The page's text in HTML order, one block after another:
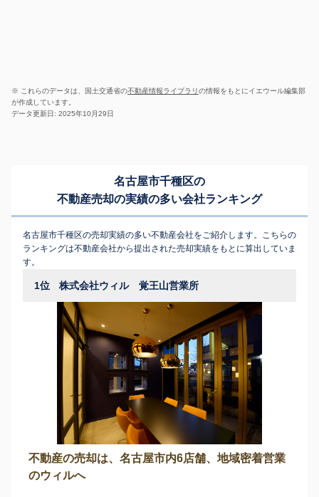
※ これらのデータは、国土交通省の不動産情報ライブラリの情報をもとにイエウール編集部
が作成しています。
データ更新日: 2025年10月29日
名古屋市千種区の
不動産売却の実績の多い会社ランキング
名古屋市千種区の売却実績の多い不動産会社をご紹介します。こちらの
ランキングは不動産会社から提出された売却実績をもとに算出していま
す。
1位 株式会社ウィル 覚王山営業所
不動産の売却は、名古屋市内6店舗、地域密着営業
のウィルへ